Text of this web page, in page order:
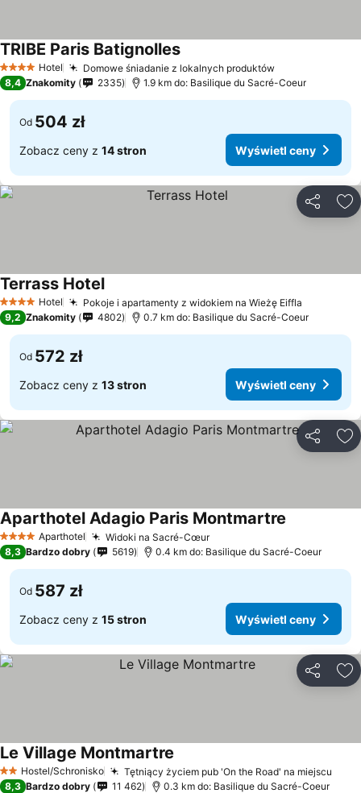
4 KategoriaHotel Domowe śniadanie z lokalnych produktów
TRIBE Paris Batignolles
8,4 Znakomity 2335 1.9 km do: Basilique du Sacré-Coeur
Od 504 zł
Zobacz ceny z 14 stron Wyświetl ceny
4 KategoriaHotel Pokoje i apartamenty z widokiem na Wieżę Eiffla
Terrass Hotel
9,2 Znakomity 4802 0.7 km do: Basilique du Sacré-Coeur
Od 572 zł
Zobacz ceny z 13 stron Wyświetl ceny
4 KategoriaAparthotel Widoki na Sacré-Cœur
Aparthotel Adagio Paris Montmartre
8,3 Bardzo dobry 5619 0.4 km do: Basilique du Sacré-Coeur
Od 587 zł
Zobacz ceny z 15 stron Wyświetl ceny
2 Kategoria
Hostel/Schronisko Tętniący życiem pub 'On the Road' na miejscu
Le Village Montmartre
8,3 Bardzo dobry 11 462 0.3 km do: Basilique du Sacré-Coeur